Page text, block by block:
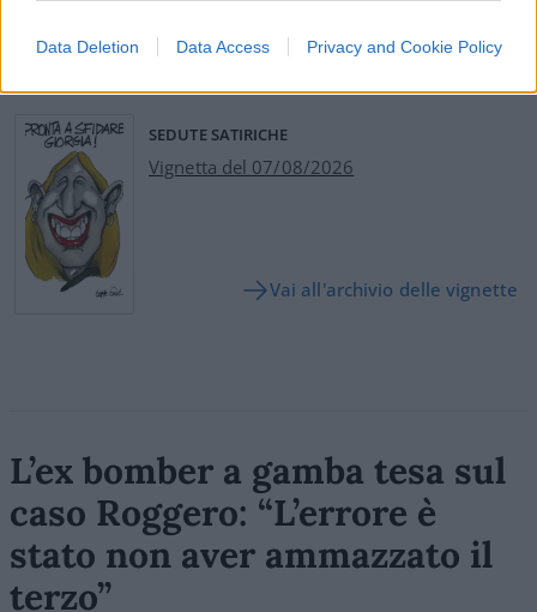
Data Deletion Data Access Privacy and Cookie Policy
29
Leggi i commenti
SEDUTE SATIRICHE
Vignetta del 07/08/2026
Vai all'archivio delle vignette
L’ex bomber a gamba tesa sul
caso Roggero: “L’errore è
stato non aver ammazzato il
terzo”